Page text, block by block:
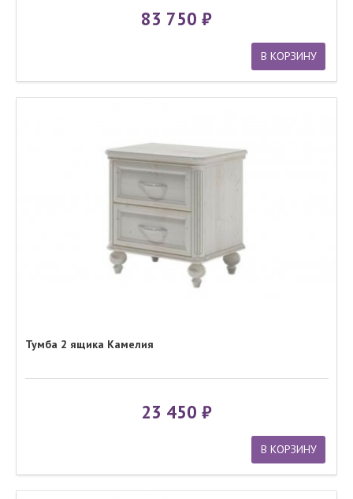
83 750
В КОРЗИНУ
Тумба 2 ящика Камелия
23 450
В КОРЗИНУ